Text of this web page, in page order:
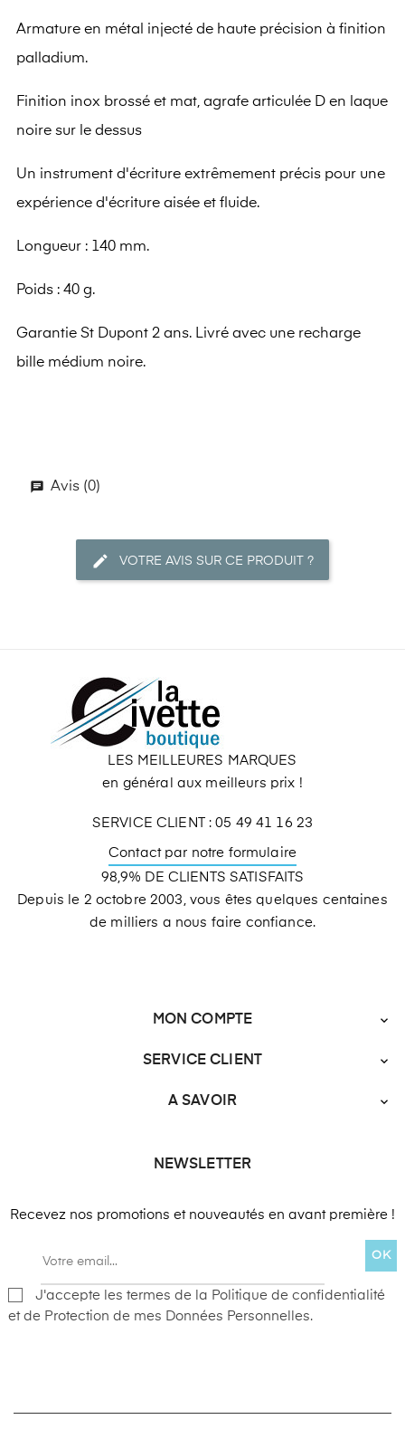
Armature en métal injecté de haute précision à finition
palladium.
Finition inox brossé et mat, agrafe articulée D en laque
noire sur le dessus
Un instrument d'écriture extrêmement précis pour une
expérience d'écriture aisée et fluide.
Longueur : 140 mm.
Poids : 40 g.
Garantie St Dupont 2 ans. Livré avec une recharge
bille médium noire.
Avis (0)
VOTRE AVIS SUR CE PRODUIT ?
LES MEILLEURES MARQUES
en général aux meilleurs prix !
SERVICE CLIENT : 05 49 41 16 23
Contact par notre formulaire
98,9% DE CLIENTS SATISFAITS
Depuis le 2 octobre 2003, vous êtes quelques centaines
de milliers a nous faire confiance.
MON COMPTE 
SERVICE CLIENT 
A SAVOIR 
NEWSLETTER
Recevez nos promotions et nouveautés en avant première !
OK
J'accepte les termes de la Politique de confidentialité
et de Protection de mes Données Personnelles.